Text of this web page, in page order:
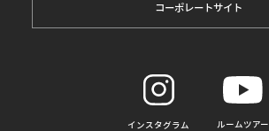
コーポレートサイト
インスタグラム ルームツアー